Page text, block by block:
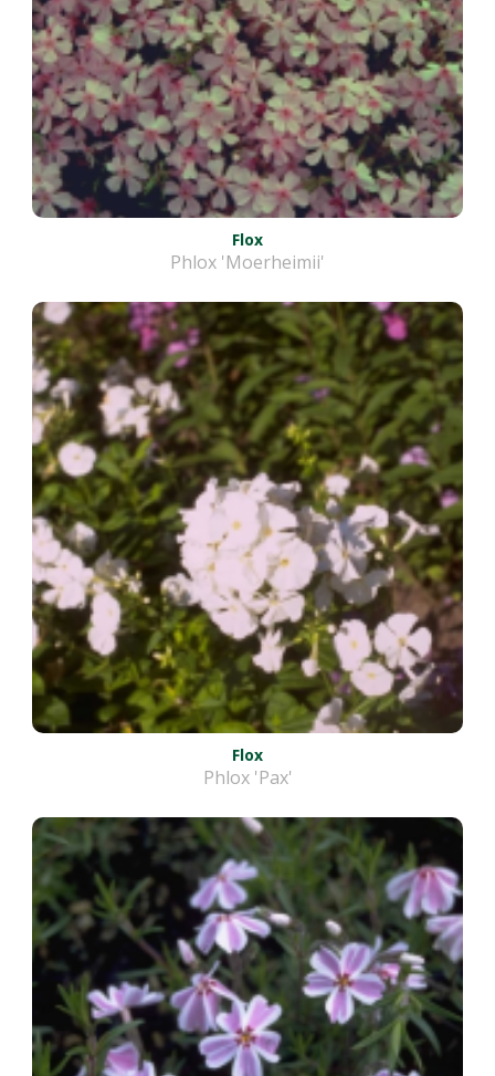
Flox
Phlox 'Moerheimii'
Flox
Phlox 'Pax'